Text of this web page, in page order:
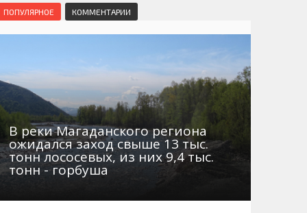
Маршруты. Улицы, остановки
Автобусы Магадан – Аэропорт
Таблица приливов отливов
Мошенники
Интернет
Браконьеры
ПОПУЛЯРНОЕ КОММЕНТАРИИ
В реки Магаданского региона
ожидался заход свыше 13 тыс.
тонн лососевых, из них 9,4 тыс.
тонн - горбуша